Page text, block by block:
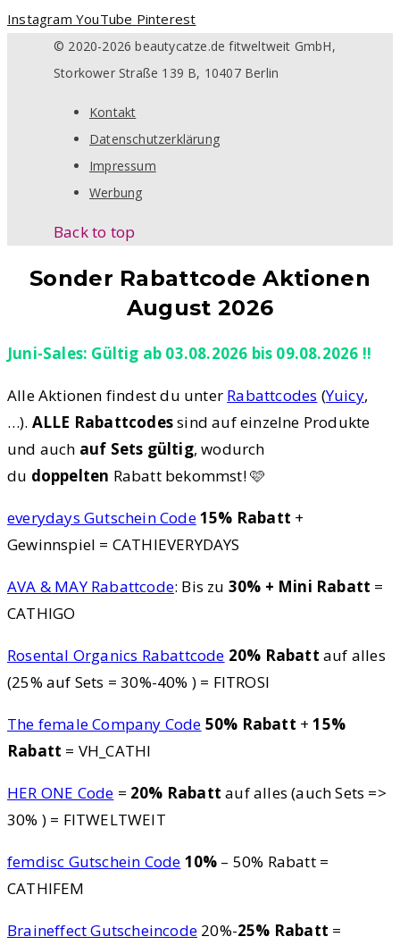
Instagram YouTube Pinterest
© 2020-2026 beautycatze.de fitweltweit GmbH,
Storkower Straße 139 B, 10407 Berlin
Kontakt
Datenschutzerklärung
Impressum
Werbung
Back to top
Sonder Rabattcode Aktionen
August 2026
Juni-Sales: Gültig ab 03.08.2026 bis 09.08.2026 !!
Alle Aktionen findest du unter Rabattcodes (Yuicy,
…). ALLE Rabattcodessind auf einzelne Produkte
und auch auf Sets gültig, wodurch
du doppelten Rabatt bekommst! 🩷
everydays Gutschein Code15% Rabatt +
Gewinnspiel = CATHIEVERYDAYS
AVA & MAY Rabattcode: Bis zu 30% + Mini Rabatt =
CATHIGO
Rosental Organics Rabattcode 20% Rabatt auf alles
(25% auf Sets = 30%-40% ) = FITROSI
The female Company Code 50% Rabatt +15%
Rabatt = VH_CATHI
HER ONE Code = 20% Rabatt auf alles (auch Sets =>
30% ) = FITWELTWEIT
femdisc Gutschein Code 10% – 50% Rabatt =
CATHIFEM
Braineffect Gutscheincode 20%-25% Rabatt =